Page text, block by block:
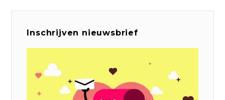
Inschrijven nieuwsbrief